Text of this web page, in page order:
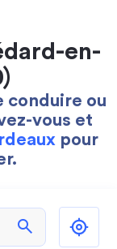
en-
conduire ou
vous et
pour
search